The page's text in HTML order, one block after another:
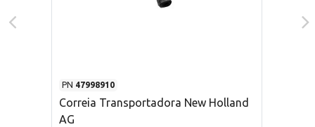
PN 47998910
Correia Transportadora New Holland
AG